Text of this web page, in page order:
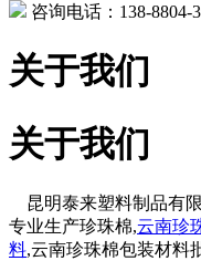
咨询电话：138-8804-
关于我们
关于我们
昆明泰来塑料制品有
专业生产珍珠棉,云南珍
料,云南珍珠棉包装材料